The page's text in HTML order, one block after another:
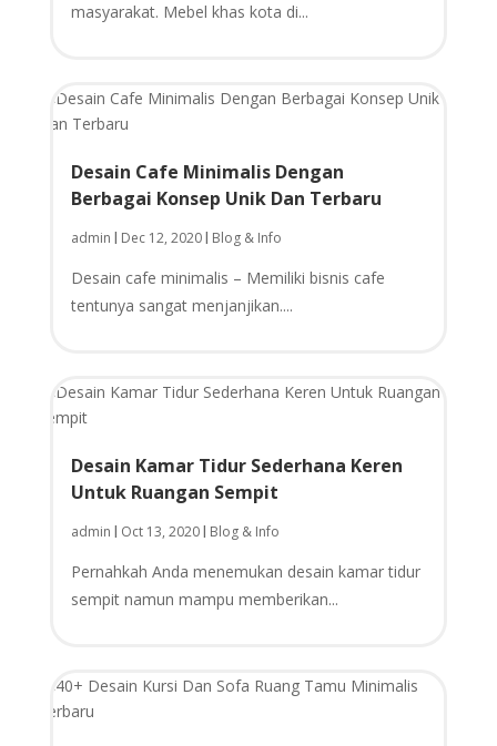
masyarakat. Mebel khas kota di...
Desain Cafe Minimalis Dengan
Berbagai Konsep Unik Dan Terbaru
admin Dec 12, 2020 Blog & Info
Desain cafe minimalis – Memiliki bisnis cafe
tentunya sangat menjanjikan....
Desain Kamar Tidur Sederhana Keren
Untuk Ruangan Sempit
admin Oct 13, 2020 Blog & Info
Pernahkah Anda menemukan desain kamar tidur
sempit namun mampu memberikan...